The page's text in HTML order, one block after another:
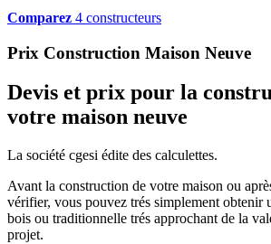
Comparez 4 constructeurs
Prix Construction Maison Neuve
Devis et prix pour la
votre maison neuve
La société cgesi édite des calculettes.
Avant la construction de votre maison ou
vérifier, vous pouvez trés simplement obtenir
bois ou traditionnelle trés approchant de la
projet.